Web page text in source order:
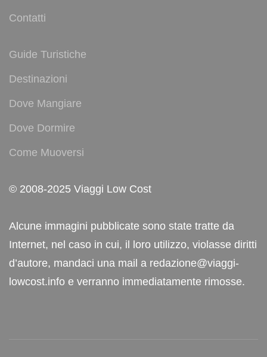
Contatti
Guide Turistiche
Destinazioni
Dove Mangiare
Dove Dormire
Come Muoversi
© 2008-2025 Viaggi Low Cost
Alcune immagini pubblicate sono state tratte da
Internet, nel caso in cui, il loro utilizzo, violasse diritti
d’autore, mandaci una mail a redazione@viaggi-
lowcost.info e verranno immediatamente rimosse.